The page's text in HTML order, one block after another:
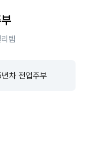
템
차 전업주부